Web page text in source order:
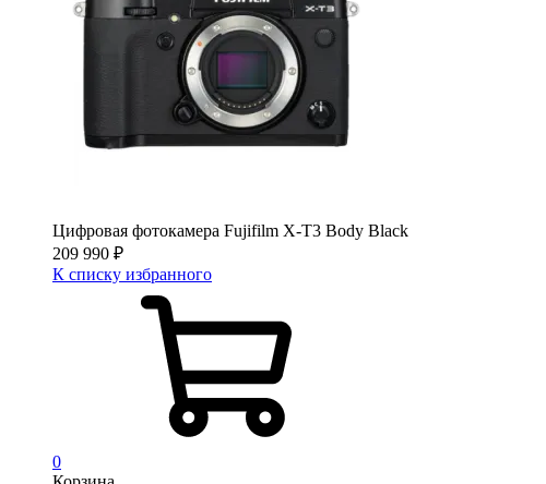
Цифровая фотокамера Fujifilm X-T3 Body Black
209 990 ₽
К списку избранного
0